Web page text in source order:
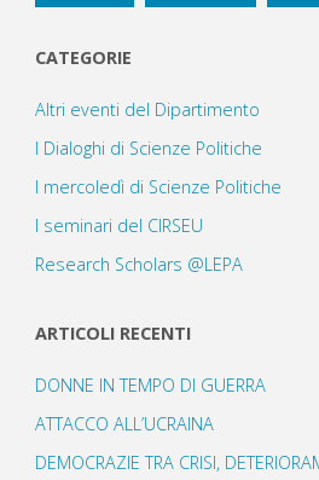
CATEGORIE
Altri eventi del Dipartimento
I Dialoghi di Scienze Politiche
I mercoledì di Scienze Politiche
I seminari del CIRSEU
Research Scholars @LEPA
ARTICOLI RECENTI
DONNE IN TEMPO DI GUERRA
ATTACCO ALL’UCRAINA
DEMOCRAZIE TRA CRISI,